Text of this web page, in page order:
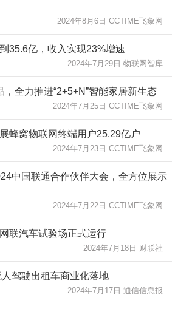
2024年8月6日 CCTIME飞象网
35.6亿，收入实现23%增速
2024年7月29日 物联网智库
全力推进“2+5+N”智能家居新生态
2024年7月25日 CCTIME飞象网
蜂窝物联网终端用户25.29亿户
2024年7月23日 CCTIME飞象网
中国联通合作伙伴大会，全方位展示
2024年7月22日 CCTIME飞象网
联汽车试验场正式运行
2024年7月18日 财联社
驾驶出租车商业化落地
2024年7月17日 通信信息报